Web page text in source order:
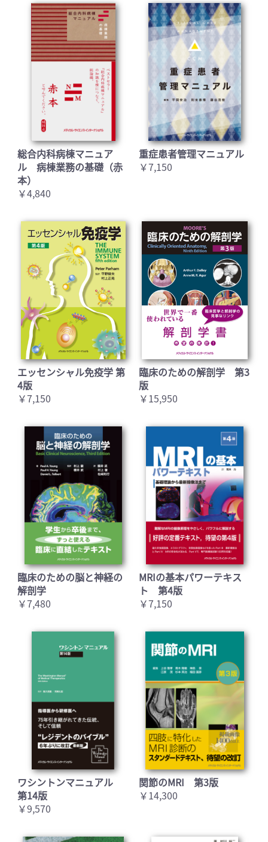
総合内科病棟マニュア
ル 病棟業務の基礎（赤
本）
￥4,840
重症患者管理マニュアル
￥7,150
エッセンシャル免疫学 第
4版
￥7,150
臨床のための解剖学 第3
版
￥15,950
臨床のための脳と神経の
解剖学
￥7,480
MRIの基本パワーテキス
ト 第4版
￥7,150
ワシントンマニュアル
第14版
￥9,570
関節のMRI 第3版
￥14,300